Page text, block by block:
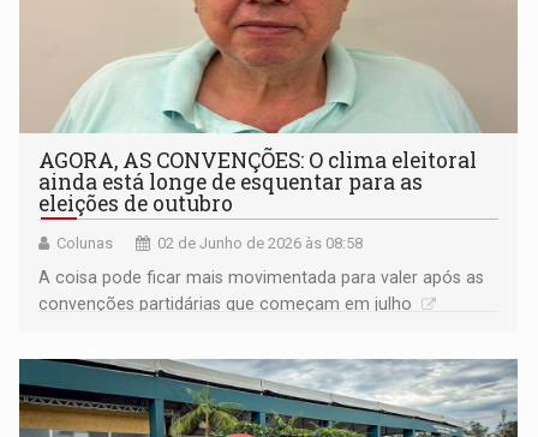
AGORA, AS CONVENÇÕES: O clima eleitoral
ainda está longe de esquentar para as
eleições de outubro
Colunas 02 de Junho de 2026 às 08:58
A coisa pode ficar mais movimentada para valer após as
convenções partidárias que começam em julho